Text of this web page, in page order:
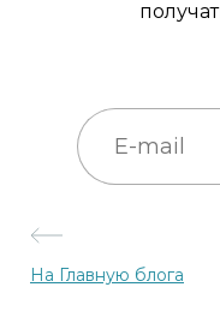
На Главную блога